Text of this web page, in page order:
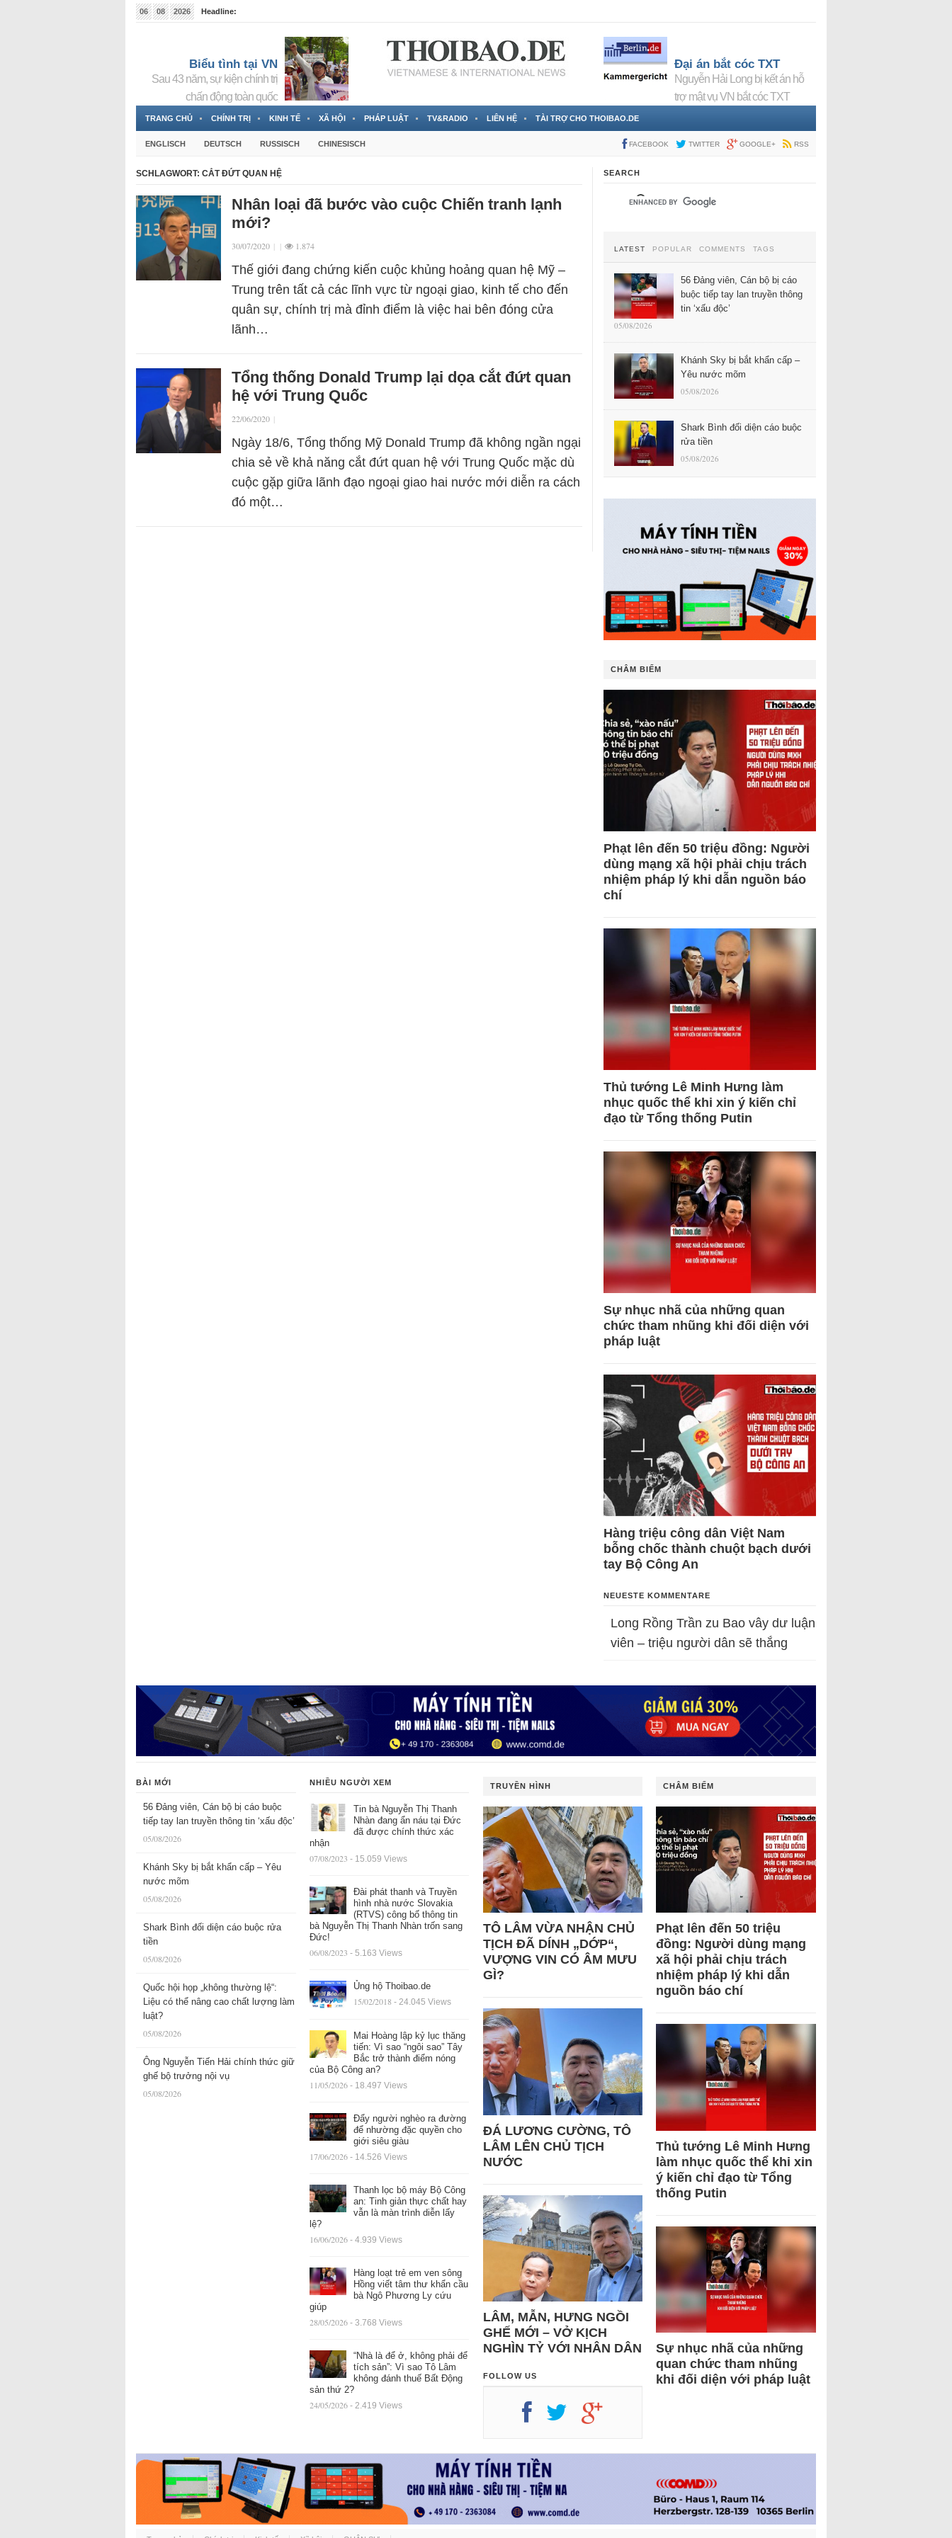
06 08 2026
Headline:
Biểu tình tại VN
Sau 43 năm, sự kiện chính trị
chấn động toàn quốc
Đại án bắt cóc TXT
Nguyễn Hải Long bị kết án hỗ
trợ mật vụ VN bắt cóc TXT
TRANG CHỦ CHÍNH TRỊ KINH TẾ XÃ HỘI PHÁP LUẬT TV&RADIO LIÊN HỆ TÀI TRỢ CHO THOIBAO.DE
ENGLISCH DEUTSCH RUSSISCH CHINESISCH FACEBOOK TWITTER GOOGLE+ RSS
SCHLAGWORT: CẮT ĐỨT QUAN HỆ
Nhân loại đã bước vào cuộc Chiến tranh lạnh
mới?
30/07/2020 | | 1.874
Thế giới đang chứng kiến cuộc khủng hoảng quan hệ Mỹ –
Trung trên tất cả các lĩnh vực từ ngoại giao, kinh tế cho đến
quân sự, chính trị mà đỉnh điểm là việc hai bên đóng cửa
lãnh…
Tổng thống Donald Trump lại dọa cắt đứt quan
hệ với Trung Quốc
22/06/2020 |
Ngày 18/6, Tổng thống Mỹ Donald Trump đã không ngần ngại
chia sẻ về khả năng cắt đứt quan hệ với Trung Quốc mặc dù
cuộc gặp giữa lãnh đạo ngoại giao hai nước mới diễn ra cách
đó một…
SEARCH
LATEST POPULAR COMMENTS TAGS
56 Đảng viên, Cán bộ bị cáo
buộc tiếp tay lan truyền thông
tin ‘xấu độc’
05/08/2026
Khánh Sky bị bắt khẩn cấp –
Yêu nước mõm
05/08/2026
Shark Bình đối diện cáo buộc
rửa tiền
05/08/2026
CHÂM BIẾM
Phạt lên đến 50 triệu đồng: Người
dùng mạng xã hội phải chịu trách
nhiệm pháp lý khi dẫn nguồn báo
chí
Thủ tướng Lê Minh Hưng làm
nhục quốc thể khi xin ý kiến chỉ
đạo từ Tổng thống Putin
Sự nhục nhã của những quan
chức tham nhũng khi đối diện với
pháp luật
Hàng triệu công dân Việt Nam
bỗng chốc thành chuột bạch dưới
tay Bộ Công An
NEUESTE KOMMENTARE
Long Rồng Trần zu Bao vây dư luận
viên – triệu người dân sẽ thắng
BÀI MỚI
56 Đảng viên, Cán bộ bị cáo buộc
tiếp tay lan truyền thông tin ‘xấu độc’
05/08/2026
Khánh Sky bị bắt khẩn cấp – Yêu
nước mõm
05/08/2026
Shark Bình đối diện cáo buộc rửa
tiền
05/08/2026
Quốc hội họp „không thường lệ“:
Liệu có thể nâng cao chất lượng làm
luật?
05/08/2026
Ông Nguyễn Tiến Hải chính thức giữ
ghế bộ trưởng nội vụ
05/08/2026
NHIỀU NGƯỜI XEM
Tin bà Nguyễn Thị Thanh
Nhàn đang ẩn náu tại Đức
đã được chính thức xác
nhận
07/08/2023 - 15.059 Views
Đài phát thanh và Truyền
hình nhà nước Slovakia
(RTVS) công bố thông tin
bà Nguyễn Thị Thanh Nhàn trốn sang
Đức!
06/08/2023 - 5.163 Views
Ủng hộ Thoibao.de
15/02/2018 - 24.045 Views
Mai Hoàng lập kỷ lục thăng
tiến: Vì sao “ngôi sao” Tây
Bắc trở thành điểm nóng
của Bộ Công an?
11/05/2026 - 18.497 Views
Đẩy người nghèo ra đường
để nhường đặc quyền cho
giới siêu giàu
17/06/2026 - 14.526 Views
Thanh lọc bộ máy Bộ Công
an: Tinh giản thực chất hay
vẫn là màn trình diễn lấy
lệ?
16/06/2026 - 4.939 Views
Hàng loạt trẻ em ven sông
Hồng viết tâm thư khẩn cầu
bà Ngô Phương Ly cứu
giúp
28/05/2026 - 3.768 Views
“Nhà là để ở, không phải để
tích sản”: Vì sao Tô Lâm
không đánh thuế Bất Động
sản thứ 2?
24/05/2026 - 2.419 Views
TRUYỀN HÌNH
TÔ LÂM VỪA NHẬN CHỦ
TỊCH ĐÃ DÍNH „DỚP“,
VƯỢNG VIN CÓ ÂM MƯU
GÌ?
ĐÁ LƯƠNG CƯỜNG, TÔ
LÂM LÊN CHỦ TỊCH
NƯỚC
LÂM, MẪN, HƯNG NGỒI
GHẾ MỚI – VỞ KỊCH
NGHÌN TỶ VỚI NHÂN DÂN
FOLLOW US
CHÂM BIẾM
Phạt lên đến 50 triệu
đồng: Người dùng mạng
xã hội phải chịu trách
nhiệm pháp lý khi dẫn
nguồn báo chí
Thủ tướng Lê Minh Hưng
làm nhục quốc thể khi xin
ý kiến chỉ đạo từ Tổng
thống Putin
Sự nhục nhã của những
quan chức tham nhũng
khi đối diện với pháp luật